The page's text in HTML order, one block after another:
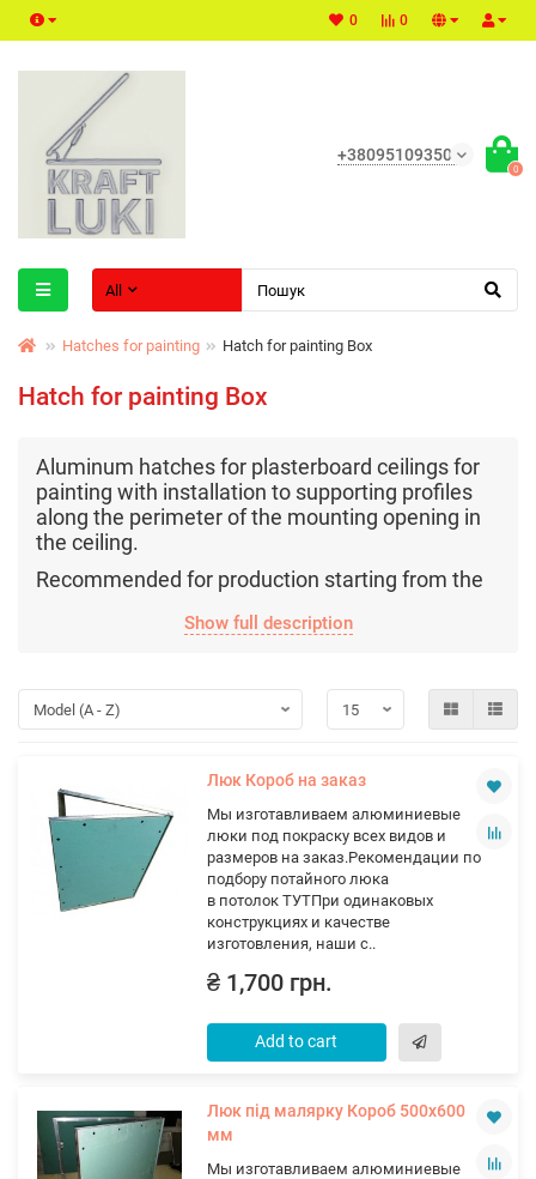
0
0
+380951093500
0
All
Hatches for painting Hatch for painting Box
Hatch for painting Box
Aluminum hatches for plasterboard ceilings for
painting with installation to supporting profiles
along the perimeter of the mounting opening in
the ceiling.
Recommended for production starting from the
Show full description
Люк Короб на заказ
Мы изготавливаем алюминиевые
люки под покраску всех видов и
размеров на заказ.Рекомендации по
подбору потайного люка
в потолок ТУТПри одинаковых
конструкциях и качестве
изготовления, наши с..
₴ 1,700 грн.
Add to cart
Люк під малярку Короб 500х600
мм
Мы изготавливаем алюминиевые